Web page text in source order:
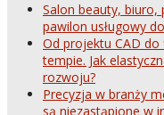
Salon beauty, biuro,
pawilon usługowy
Od projektu CAD
tempie. Jak
rozwoju?
Precyzja w branży
są niezastąpione w